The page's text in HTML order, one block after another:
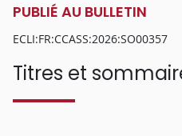
PUBLIÉ AU BULLETIN
ECLI:FR:CCASS:2026:SO00357
Titres et